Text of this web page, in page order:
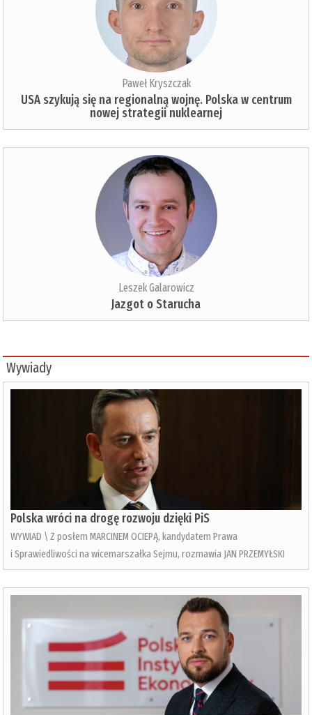
Paweł Kryszczak
USA szykują się na regionalną wojnę. Polska w centrum
nowej strategii nuklearnej
Leszek Galarowicz
Jazgot o Starucha
Wywiady
Polska wróci na drogę rozwoju dzięki PiS
WYWIAD \ Z posłem MARCINEM OCIEPĄ, kandydatem Prawa
i Sprawiedliwości na wicemarszałka Sejmu, rozmawia JAN PRZEMYŁSKI